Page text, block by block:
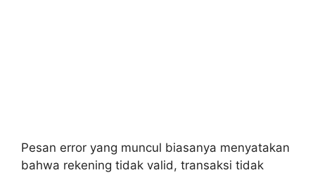
Pesan error yang muncul biasanya menyatakan
bahwa rekening tidak valid, transaksi tidak